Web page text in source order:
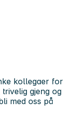
kollegaer for
gjeng og
med oss på